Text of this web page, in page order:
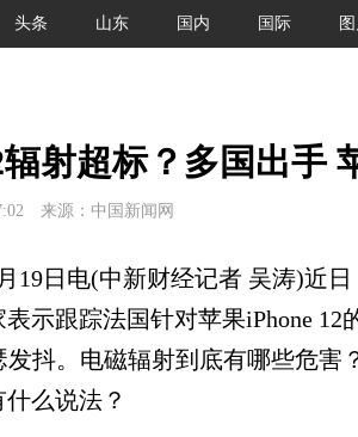
头条 山东 国内 国际
辐射超标？多国出手
来源：中国新闻网
日电(中新财经记者 吴涛)近日
示跟踪法国针对苹果iPhone
发抖。电磁辐射到底有哪些危害
么说法？